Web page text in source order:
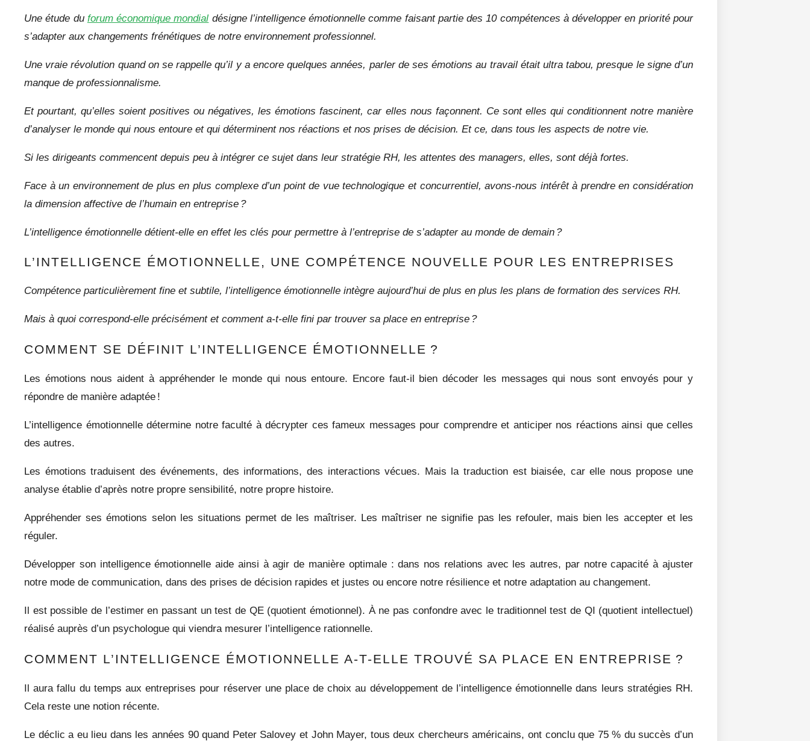
Une étude du forum économique mondial désigne l’intelligence émotionnelle comme faisant partie des 10 compétences à développer en priorité pour
s’adapter aux changements frénétiques de notre environnement professionnel.
Une vraie révolution quand on se rappelle qu’il y a encore quelques années, parler de ses émotions au travail était ultra tabou, presque le signe d’un
manque de professionnalisme.
Et pourtant, qu’elles soient positives ou négatives, les émotions fascinent, car elles nous façonnent. Ce sont elles qui conditionnent notre manière
d’analyser le monde qui nous entoure et qui déterminent nos réactions et nos prises de décision. Et ce, dans tous les aspects de notre vie.
Si les dirigeants commencent depuis peu à intégrer ce sujet dans leur stratégie RH, les attentes des managers, elles, sont déjà fortes.
Face à un environnement de plus en plus complexe d’un point de vue technologique et concurrentiel, avons-nous intérêt à prendre en considération
la dimension affective de l’humain en entreprise ?
L’intelligence émotionnelle détient-elle en effet les clés pour permettre à l’entreprise de s’adapter au monde de demain ?
L’INTELLIGENCE ÉMOTIONNELLE, UNE COMPÉTENCE NOUVELLE POUR LES ENTREPRISES
Compétence particulièrement fine et subtile, l’intelligence émotionnelle intègre aujourd’hui de plus en plus les plans de formation des services RH.
Mais à quoi correspond-elle précisément et comment a-t-elle fini par trouver sa place en entreprise ?
COMMENT SE DÉFINIT L’INTELLIGENCE ÉMOTIONNELLE ?
Les émotions nous aident à appréhender le monde qui nous entoure. Encore faut-il bien décoder les messages qui nous sont envoyés pour y
répondre de manière adaptée !
L’intelligence émotionnelle détermine notre faculté à décrypter ces fameux messages pour comprendre et anticiper nos réactions ainsi que celles
des autres.
Les émotions traduisent des événements, des informations, des interactions vécues. Mais la traduction est biaisée, car elle nous propose une
analyse établie d’après notre propre sensibilité, notre propre histoire.
Appréhender ses émotions selon les situations permet de les maîtriser. Les maîtriser ne signifie pas les refouler, mais bien les accepter et les
réguler.
Développer son intelligence émotionnelle aide ainsi à agir de manière optimale : dans nos relations avec les autres, par notre capacité à ajuster
notre mode de communication, dans des prises de décision rapides et justes ou encore notre résilience et notre adaptation au changement.
Il est possible de l’estimer en passant un test de QE (quotient émotionnel). À ne pas confondre avec le traditionnel test de QI (quotient intellectuel)
réalisé auprès d’un psychologue qui viendra mesurer l’intelligence rationnelle.
COMMENT L’INTELLIGENCE ÉMOTIONNELLE A-T-ELLE TROUVÉ SA PLACE EN ENTREPRISE ?
Il aura fallu du temps aux entreprises pour réserver une place de choix au développement de l’intelligence émotionnelle dans leurs stratégies RH.
Cela reste une notion récente.
Le déclic a eu lieu dans les années 90 quand Peter Salovey et John Mayer, tous deux chercheurs américains, ont conclu que 75 % du succès d’un